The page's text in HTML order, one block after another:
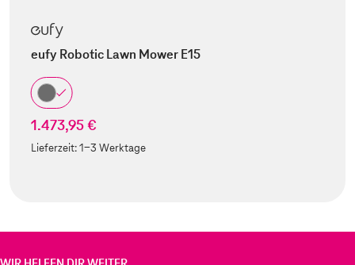
eufy Robotic Lawn Mower E15
1.473,95 €
Lieferzeit:1-3 Werktage